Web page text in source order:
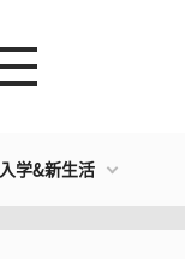
入学&新生活